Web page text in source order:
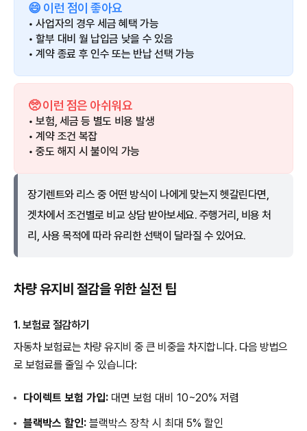
😄 이런 점이 좋아요
• 사업자의 경우 세금 혜택 가능
• 할부 대비 월 납입금 낮을 수 있음
• 계약 종료 후 인수 또는 반납 선택 가능
🥺 이런 점은 아쉬워요
• 보험, 세금 등 별도 비용 발생
• 계약 조건 복잡
• 중도 해지 시 불이익 가능
장기렌트와 리스 중 어떤 방식이 나에게 맞는지 헷갈린다면,
겟차에서 조건별로 비교 상담 받아보세요. 주행거리, 비용 처
리, 사용 목적에 따라 유리한 선택이 달라질 수 있어요.
차량 유지비 절감을 위한 실전 팁
1. 보험료 절감하기
자동차 보험료는 차량 유지비 중 큰 비중을 차지합니다. 다음 방법으
로 보험료를 줄일 수 있습니다:
다이렉트 보험 가입: 대면 보험 대비 10~20% 저렴
블랙박스 할인: 블랙박스 장착 시 최대 5% 할인